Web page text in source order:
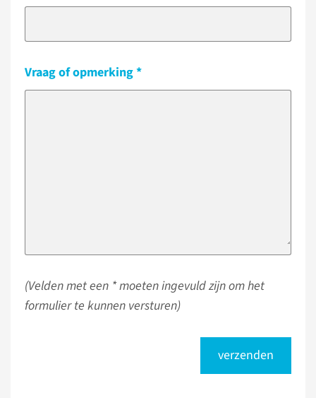
Vraag of opmerking
(Velden met een * moeten ingevuld zijn om het
formulier te kunnen versturen)
verzenden